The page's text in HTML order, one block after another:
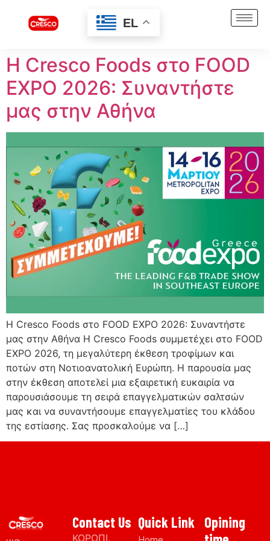
EL
Η Cresco Foods στο FOOD
EXPO 2026: Συναντήστε
μας στην Αθήνα
Η Cresco Foods στο FOOD EXPO 2026: Συναντήστε
μας στην Αθήνα Η Cresco Foods συμμετέχει στο FOOD
EXPO 2026, τη μεγαλύτερη έκθεση τροφίμων και
ποτών στη Νοτιοανατολική Ευρώπη. Η παρουσία μας
στην έκθεση αποτελεί μια εξαιρετική ευκαιρία να
παρουσιάσουμε τη σειρά επαγγελματικών σαλτσών
μας και να συναντήσουμε επαγγελματίες του κλάδου
της εστίασης. Σας προσκαλούμε να […]
Contact Us
ΚΟΡΩΠΙ,
Quick Link
Opining